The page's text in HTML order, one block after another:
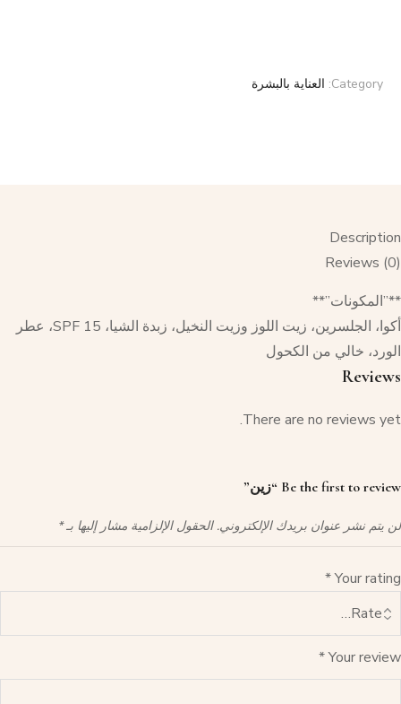
Category: العناية بالبشرة
Description
Reviews (0)
**”المكونات”**
أكوا، الجلسرين، زيت اللوز وزيت النخيل، زبدة الشيا، SPF 15، عطر
الورد، خالي من الكحول
Reviews
There are no reviews yet.
Be the first to review “زين”
لن يتم نشر عنوان بريدك الإلكتروني. الحقول الإلزامية مشار إليها بـ*
Your rating
*
Your review
*